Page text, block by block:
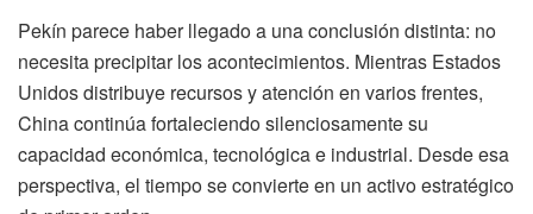
Pekín parece haber llegado a una conclusión distinta: no
necesita precipitar los acontecimientos. Mientras Estados
Unidos distribuye recursos y atención en varios frentes,
China continúa fortaleciendo silenciosamente su
capacidad económica, tecnológica e industrial. Desde esa
perspectiva, el tiempo se convierte en un activo estratégico